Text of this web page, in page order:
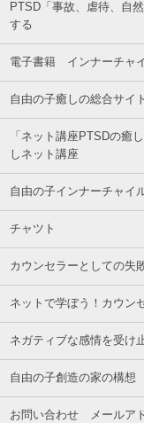
PTSD「事故、虐待、自
する
電子書籍 インナーチャ
自由の子癒しの総合サイ
「ネット講座PTSDの癒
しネット講座
自由の子インナーチャイ
チャツト
カウンセラーとしての失
ネットで学ぼう！カウン
ネガティブな感情を受け
自由の子創造の家の構想
お問い合わせ メールア